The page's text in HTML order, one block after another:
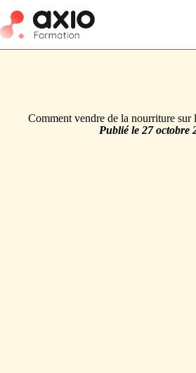
Comment vendre de la nourriture sur
Publié le27 octobre